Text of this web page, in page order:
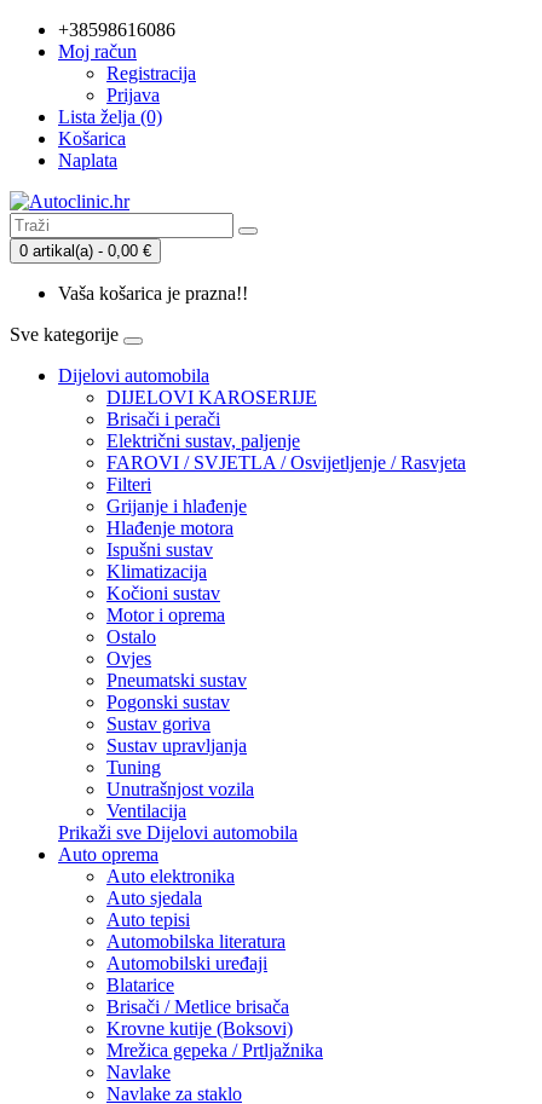
+38598616086
Moj račun
Registracija
Prijava
Lista želja (0)
Košarica
Naplata
0 artikal(a) - 0,00 €
Vaša košarica je prazna!!
Sve kategorije
Dijelovi automobila
DIJELOVI KAROSERIJE
Brisači i perači
Električni sustav, paljenje
FAROVI / SVJETLA / Osvijetljenje / Rasvjeta
Filteri
Grijanje i hlađenje
Hlađenje motora
Ispušni sustav
Klimatizacija
Kočioni sustav
Motor i oprema
Ostalo
Ovjes
Pneumatski sustav
Pogonski sustav
Sustav goriva
Sustav upravljanja
Tuning
Unutrašnjost vozila
Ventilacija
Prikaži sve Dijelovi automobila
Auto oprema
Auto elektronika
Auto sjedala
Auto tepisi
Automobilska literatura
Automobilski uređaji
Blatarice
Brisači / Metlice brisača
Krovne kutije (Boksovi)
Mrežica gepeka / Prtljažnika
Navlake
Navlake za staklo